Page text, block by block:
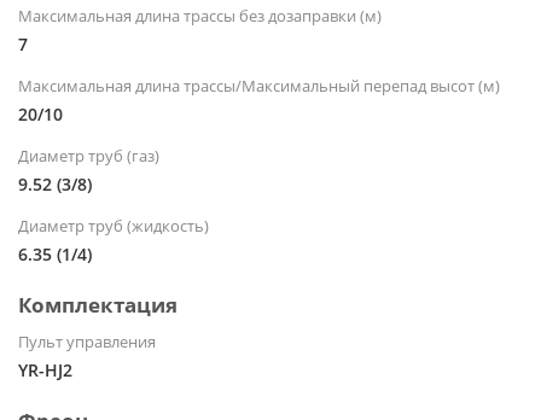
Максимальная длина трассы без дозаправки (м)
7
Максимальная длина трассы/Максимальный перепад высот (м)
20/10
Диаметр труб (газ)
9.52 (3/8)
Диаметр труб (жидкость)
6.35 (1/4)
Комплектация
Пульт управления
YR-HJ2